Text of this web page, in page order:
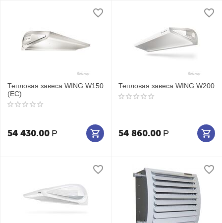
Тепловая завеса WING W150
(EC)
54 430.00 Р
Тепловая завеса WING W200
54 860.00 Р